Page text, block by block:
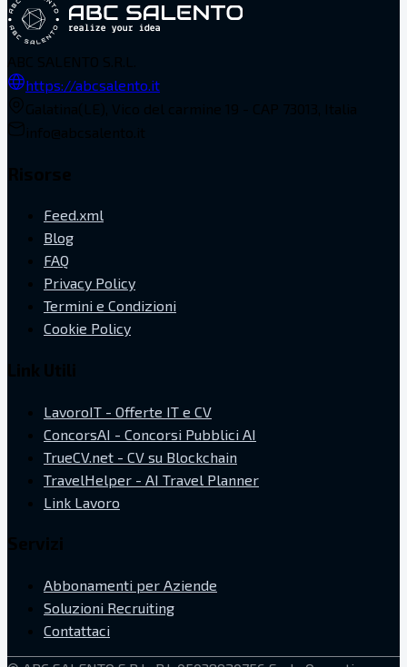
https://abcsalento.it
Feed.xml
Blog
FAQ
Privacy Policy
Termini e Condizioni
Cookie Policy
LavoroIT - Offerte IT e CV
ConcorsAI - Concorsi Pubblici AI
TrueCV.net - CV su Blockchain
TravelHelper - AI Travel Planner
Link Lavoro
Abbonamenti per Aziende
Soluzioni Recruiting
Contattaci